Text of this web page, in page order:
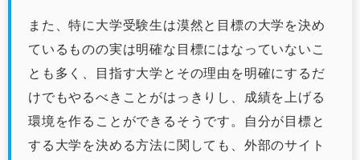
また、特に大学受験生は漠然と目標の大学を決め
ているものの実は明確な目標にはなっていないこ
とも多く、目指す大学とその理由を明確にするだ
けでもやるべきことがはっきりし、成績を上げる
環境を作ることができるそうです。自分が目標と
する大学を決める方法に関しても、外部のサイト